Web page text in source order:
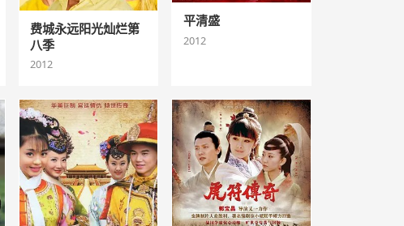
费城永远阳光灿烂第
八季
2012
平清盛
2012